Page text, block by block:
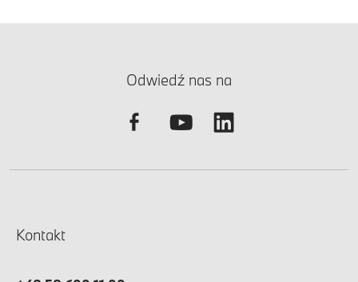
Odwiedź nas na
Kontakt